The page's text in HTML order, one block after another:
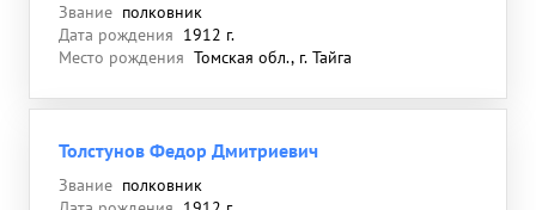
Звание полковник
Дата рождения 1912 г.
Место рождения Томская обл., г. Тайга
Толстунов Федор Дмитриевич
Звание полковник